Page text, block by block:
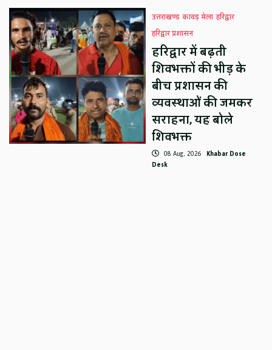
उत्तराखण्ड कावड़ मेला हरिद्वार
हरिद्वार प्रशासन
हरिद्वार में बढ़ती
शिवभक्तों की भीड़ के
बीच प्रशासन की
व्यवस्थाओं की जमकर
सराहना, यह बोले
शिवभक्त
08 Aug, 2026 Khabar Dose
Desk